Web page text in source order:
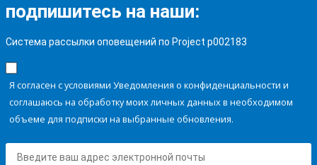
подпишитесь на наши:
Система рассылки оповещений по Project p002183
Я согласен с условиями Уведомления о конфиденциальности и
соглашаюсь на обработку моих личных данных в необходимом
объеме для подписки на выбранные обновления.